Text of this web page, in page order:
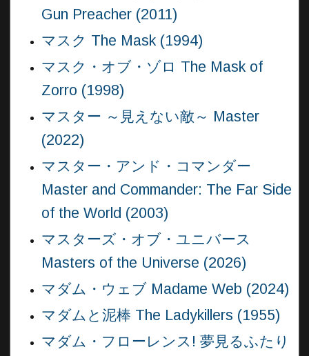
Gun Preacher (2011)
マスク The Mask (1994)
マスク・オブ・ゾロ The Mask of
Zorro (1998)
マスター ～見えない敵～ Master
(2022)
マスター・アンド・コマンダー
Master and Commander: The Far Side
of the World (2003)
マスターズ・オブ・ユニバース
Masters of the Universe (2026)
マダム・ウェブ Madame Web (2024)
マダムと泥棒 The Ladykillers (1955)
マダム・フローレンス! 夢見るふたり